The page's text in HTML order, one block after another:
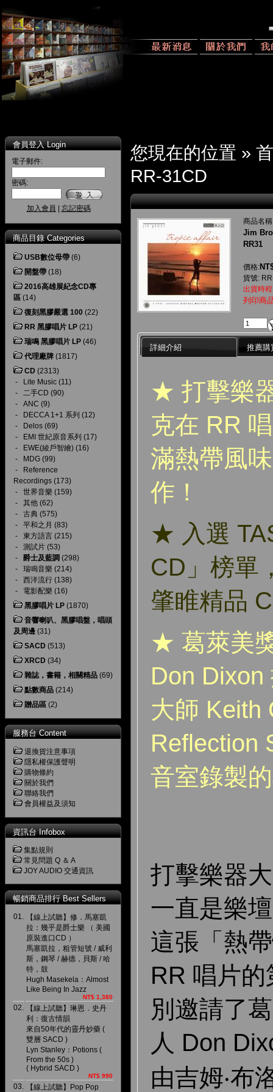
會員登入 Login
電子郵件:
密碼:
加入會員 忘記密碼
商品目錄 Categories
USB數位母帶 (6)
開盤帶 (18)
2016高雄展紀念CD專
區 (14)
復刻黑膠嚴選 100 (22)
RR 黑膠唱片 LP (21)
瑞鳴 黑膠唱片 LP (46)
代理廠牌 (1817)
CD (2313)
-
Lite Music (11)
- 二手CD (90)
- ANC (9)
-
DECCA 1+1 系列 (12)
-
Delos (69)
-
EMI 世紀原音系列 (17)
-
EWE(綾戶智繪) (16)
-
MDG (99)
-
Reference
Recordings (173)
- 世界音樂 (159)
- 其他 (62)
- 古典 (575)
- 平和之月 (83)
- 東方語言 (215)
- 測試片 (53)
- 爵士及藍調 (298)
- 瑞鳴音樂 (214)
- 西洋流行 (138)
- 電影配樂 (16)
黑膠唱片 LP (1870)
音響喇叭、黑膠唱盤，唱頭
及周邊 (31)
SACD (513)
XRCD (34)
雜誌，書籍，相關精品 (69)
點數商品 (214)
贈品區 (2)
服務台 Content
退換貨注意事項
隱私權保護聲明
購物條約
關於我們
聯絡我們
會員權益及須知
資訊台 Infobox
集點規則
常見問題 Q ＆ A
JOY AUDIO 交通資訊
暢銷商品排行 Best Sellers
01.
【線上試聽】修．馬塞凱
拉：幾乎是爵士樂 （ 美國
原裝進口CD ）
馬塞凱拉，粗管短號 / 威利
斯，鋼琴 / 赫德，貝斯 / 哈
特，鼓
Hugh Masekela：Almost
Like Being In Jazz
NT$ 1,380
02.
【線上試聽】琳恩．史丹
利：復古情韻
來自50年代的靈丹妙藥 (
雙層 SACD )
Lyn Stanley：Potions (
From the 50s )
( Hybrid SACD )
NT$ 990
03.
【線上試聽】Pop Pop
您現在的位置 »
RR-31CD
商品名
Jim
RR31
價格:
貨號:
出貨時
列印商
詳細介紹 推薦購
★ 打擊樂
克在 RR
滿熱帶風
作！
★ 入選
CD」榜單
肇睢精品
★ 葛萊美
Don Dixon
大師 Keith
Reflection
音室錄製
打擊樂器
一直是樂
這張「熱
RR 唱片
別邀請了
人 Don
由吉姆‧布